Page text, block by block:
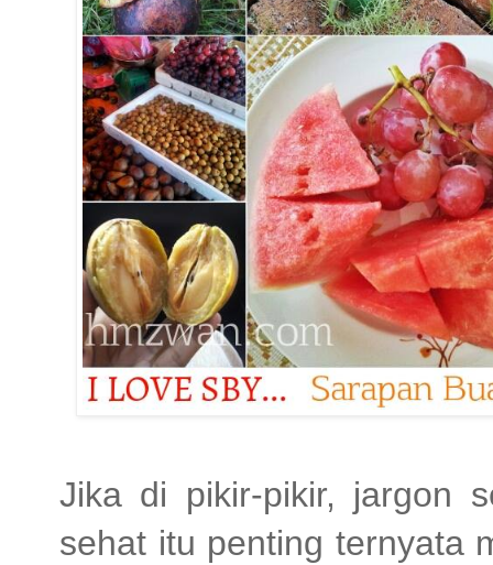
Jika di pikir-pikir, jargon
sehat itu penting ternyata